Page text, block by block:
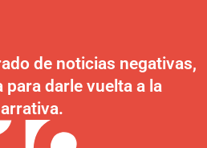
de noticias negativas,
para darle vuelta a la